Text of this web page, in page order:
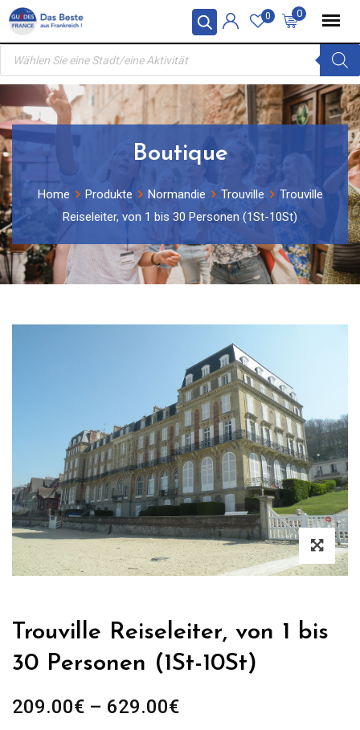
Skip
content
0
0
Products
search
Boutique
Home Produkte Normandie Trouville
Trouville
Reiseleiter, von 1 bis 30 Personen (1St-10St)
Trouville Reiseleiter, von 1 bis
30 Personen (1St-10St)
209.00€ – 629.00€Preisspanne: